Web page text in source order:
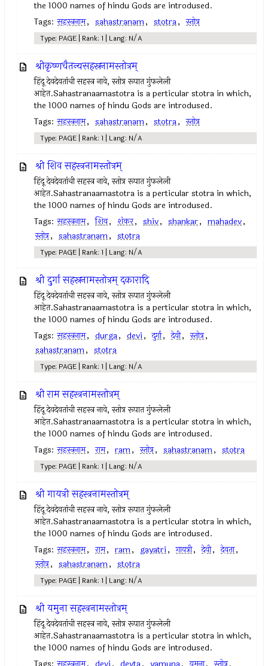
the 1000 names of hindu Gods are introdused.
Tags: सहस्त्रनाम, sahastranam, stotra, स्तोत्र
Type: PAGE | Rank: 1 | Lang: N/A
श्रीकृष्णचैतन्यसहस्रनामस्तोत्रम्
हिंदू देवदेवतांची सहस्त्र नावे, स्तोत्र रूपात गुंफलेली
आहेत.Sahastranaamastotra is a perticular stotra in which,
the 1000 names of hindu Gods are introdused.
Tags: सहस्त्रनाम, sahastranam, stotra, स्तोत्र
Type: PAGE | Rank: 1 | Lang: N/A
श्री शिव सहस्त्रनामस्तोत्रम्‌
हिंदू देवदेवतांची सहस्त्र नावे, स्तोत्र रूपात गुंफलेली
आहेत.Sahastranaamastotra is a perticular stotra in which,
the 1000 names of hindu Gods are introdused.
Tags: सहस्त्रनाम, शिव, शंकर, shiv, shankar, mahadev,
स्तोत्र, sahastranam, stotra
Type: PAGE | Rank: 1 | Lang: N/A
श्री दुर्गा सहस्रनामस्तोत्रम् दकारादि
हिंदू देवदेवतांची सहस्त्र नावे, स्तोत्र रूपात गुंफलेली
आहेत.Sahastranaamastotra is a perticular stotra in which,
the 1000 names of hindu Gods are introdused.
Tags: सहस्त्रनाम, durga, devi, दुर्गा, देवी, स्तोत्र,
sahastranam, stotra
Type: PAGE | Rank: 1 | Lang: N/A
श्री राम सहस्त्रनामस्तोत्रम्
हिंदू देवदेवतांची सहस्त्र नावे, स्तोत्र रूपात गुंफलेली
आहेत.Sahastranaamastotra is a perticular stotra in which,
the 1000 names of hindu Gods are introdused.
Tags: सहस्त्रनाम, राम, ram, स्तोत्र, sahastranam, stotra
Type: PAGE | Rank: 1 | Lang: N/A
श्री गायत्री सहस्त्रनामस्तोत्रम्
हिंदू देवदेवतांची सहस्त्र नावे, स्तोत्र रूपात गुंफलेली
आहेत.Sahastranaamastotra is a perticular stotra in which,
the 1000 names of hindu Gods are introdused.
Tags: सहस्त्रनाम, राम, ram, gayatri, गायत्री, देवी, देवता,
स्तोत्र, sahastranam, stotra
Type: PAGE | Rank: 1 | Lang: N/A
श्री यमुना सहस्त्रनामस्तोत्रम्
हिंदू देवदेवतांची सहस्त्र नावे, स्तोत्र रूपात गुंफलेली
आहेत.Sahastranaamastotra is a perticular stotra in which,
the 1000 names of hindu Gods are introdused.